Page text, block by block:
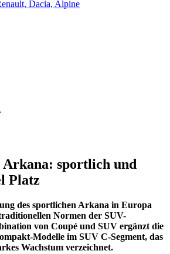
Arkana: sportlich und
Platz
des sportlichen Arkana in Europa
Normen der SUV-
von Coupé und SUV ergänzt die
Modelle im SUV C-Segment, das
Wachstum verzeichnet.